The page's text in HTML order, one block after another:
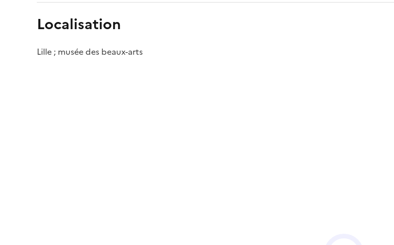
Localisation
Lille ; musée des beaux-arts